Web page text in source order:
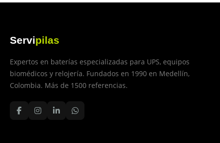
Servipilas
Expertos en baterías especializadas para UPS, equipos
biomédicos y relojería. Fundados en 1990 en Medellín,
Colombia. Más de 1500 referencias.